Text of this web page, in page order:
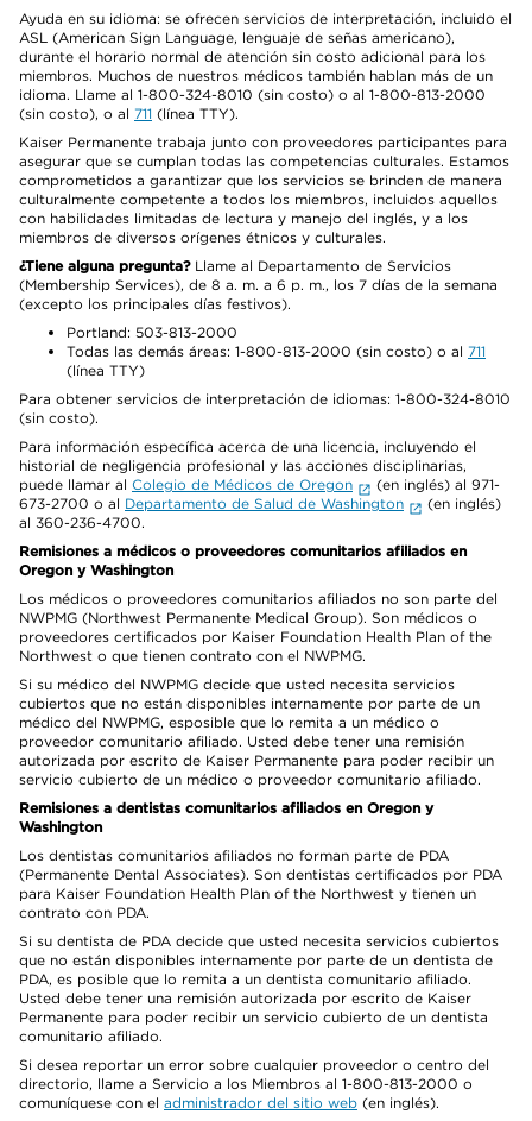
Ayuda en su idioma: se ofrecen servicios de interpretación, incluido el
ASL (American Sign Language, lenguaje de señas americano),
durante el horario normal de atención sin costo adicional para los
miembros. Muchos de nuestros médicos también hablan más de un
idioma. Llame al 1-800-324-8010 (sin costo) o al 1-800-813-2000
(sin costo), o al 711 (línea TTY).
Kaiser Permanente trabaja junto con proveedores participantes para
asegurar que se cumplan todas las competencias culturales. Estamos
comprometidos a garantizar que los servicios se brinden de manera
culturalmente competente a todos los miembros, incluidos aquellos
con habilidades limitadas de lectura y manejo del inglés, y a los
miembros de diversos orígenes étnicos y culturales.
¿Tiene alguna pregunta?Llame al Departamento de Servicios
(Membership Services), de 8 a. m. a 6 p. m., los 7 días de la semana
(excepto los principales días festivos).
Portland: 503-813-2000
Todas las demás áreas: 1-800-813-2000 (sin costo) o al 711
(línea TTY)
Para obtener servicios de interpretación de idiomas: 1-800-324-8010
(sin costo).
Para información específica acerca de una licencia, incluyendo el
historial de negligencia profesional y las acciones disciplinarias,
puede llamar al Colegio de Médicos de Oregon
(en inglés) al 971-
673-2700 o al Departamento de Salud de Washington
(en inglés)
al 360-236-4700.
Remisiones a médicos o proveedores comunitarios afiliados en
Oregon y Washington
Los médicos o proveedores comunitarios afiliados no son parte del
NWPMG (Northwest Permanente Medical Group). Son médicos o
proveedores certificados por Kaiser Foundation Health Plan of the
Northwest o que tienen contrato con el NWPMG.
Si su médico del NWPMG decide que usted necesita servicios
cubiertos que no están disponibles internamente por parte de un
médico del NWPMG, esposible que lo remita a un médico o
proveedor comunitario afiliado. Usted debe tener una remisión
autorizada por escrito de Kaiser Permanente para poder recibir un
servicio cubierto de un médico o proveedor comunitario afiliado.
Remisiones a dentistas comunitarios afiliados en Oregon y
Washington
Los dentistas comunitarios afiliados no forman parte de PDA
(Permanente Dental Associates). Son dentistas certificados por PDA
para Kaiser Foundation Health Plan of the Northwest y tienen un
contrato con PDA.
Si su dentista de PDA decide que usted necesita servicios cubiertos
que no están disponibles internamente por parte de un dentista de
PDA, es posible que lo remita a un dentista comunitario afiliado.
Usted debe tener una remisión autorizada por escrito de Kaiser
Permanente para poder recibir un servicio cubierto de un dentista
comunitario afiliado.
Si desea reportar un error sobre cualquier proveedor o centro del
directorio, llame a Servicio a los Miembros al 1-800-813-2000 o
comuníquese con el administrador del sitio web (en inglés).